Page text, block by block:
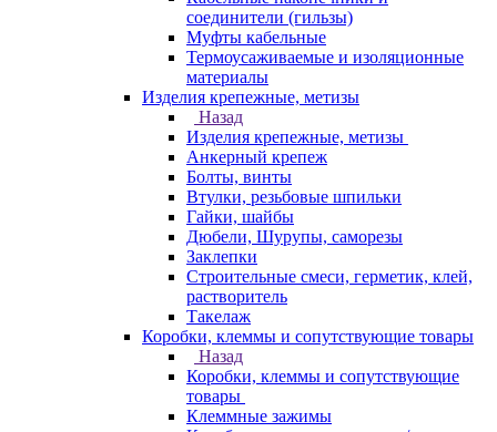
соединители (гильзы)
Муфты кабельные
Термоусаживаемые и изоляционные
материалы
Изделия крепежные, метизы
Назад
Изделия крепежные, метизы
Анкерный крепеж
Болты, винты
Втулки, резьбовые шпильки
Гайки, шайбы
Дюбели, Шурупы, саморезы
Заклепки
Строительные смеси, герметик, клей,
растворитель
Такелаж
Коробки, клеммы и сопутствующие товары
Назад
Коробки, клеммы и сопутствующие
товары
Клеммные зажимы